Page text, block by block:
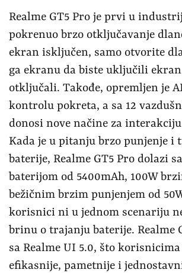
Realme GT5 Pro je prvi u
pokrenuo brzo otključavanje
ekran isključen, samo otvorite
ga ekranu da biste uključili
otključali. Takođe, opremljen je
kontrolu pokreta, a sa 12
donosi nove načine za
Kada je u pitanju brzo punjenje i
baterije, Realme GT5 Pro dolazi
baterijom od 5400mAh, 100W
bežičnim brzim punjenjem od
korisnici ni u jednom scenariju
brinu o trajanju baterije. Realme
sa Realme UI 5.0, što
efikasnije, pametnije i